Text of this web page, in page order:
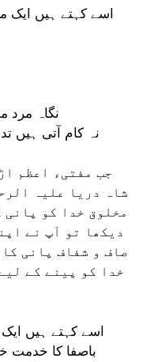
اسے کہتے ہیں ایک
نگاہ مرد
نہ کام آتی ہیں
جب مفتیء اعظم
شاہ دریا علیہ
مخلوق خدا کو
دیکھا تو آپ نے
صاف و شفاف پانی
خدا کو پینے کے
اسے کہتے ہیں
باصفا کا خدمت